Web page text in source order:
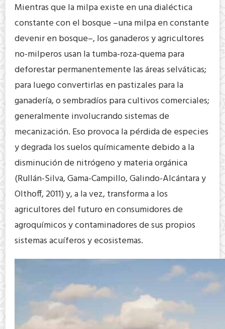
Mientras que la milpa existe en una dialéctica
constante con el bosque –una milpa en constante
devenir en bosque–, los ganaderos y agricultores
no-milperos usan la tumba-roza-quema para
deforestar permanentemente las áreas selváticas;
para luego convertirlas en pastizales para la
ganadería, o sembradíos para cultivos comerciales;
generalmente involucrando sistemas de
mecanización. Eso provoca la pérdida de especies
y degrada los suelos químicamente debido a la
disminución de nitrógeno y materia orgánica
(Rullán-Silva, Gama-Campillo, Galindo-Alcántara y
Olthoff, 2011) y, a la vez, transforma a los
agricultores del futuro en consumidores de
agroquímicos y contaminadores de sus propios
sistemas acuíferos y ecosistemas.